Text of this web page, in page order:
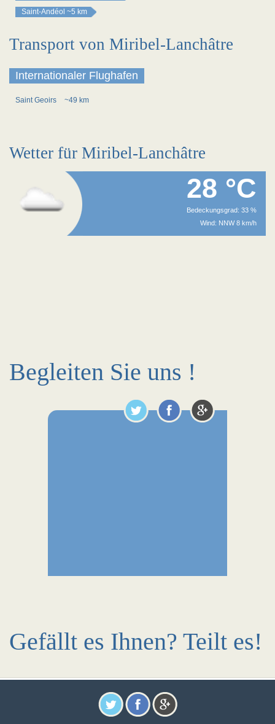
Saint-Andéol ~5 km
Transport von Miribel-Lanchâtre
Internationaler Flughafen
Saint Geoirs ~49 km
Wetter für Miribel-Lanchâtre
28 °C
Bedeckungsgrad: 33 %
Wind: NNW 8 km/h
Begleiten Sie uns !
Gefällt es Ihnen? Teilt es!